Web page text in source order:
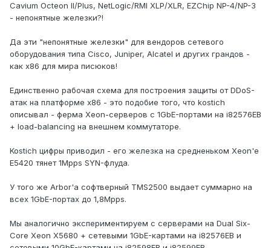
Cavium Octeon II/Plus, NetLogic/RMI XLP/XLR, EZChip NP-4/NP-3
- непонятные железки?!
Да эти "непонятные железки" для вендоров сетевого
оборудования типа Cisco, Juniper, Alcatel и других грандов -
как x86 для мира писюков!
Единственно рабочая схема для построения защиты от DDoS-
атак на платформе x86 - это подобие того, что kostich
описывал - ферма Xeon-серверов с 1GbE-портами на i82576EB
+ load-balancing на внешнем коммутаторе.
Kostich цифры приводил - его железка на средненьком Xeon'е
E5420 тянет 1Mpps SYN-флуда.
У того же Arbor'а софтверный TMS2500 выдает суммарно на
всех 1GbE-портах до 1,8Mpps.
Мы аналогично экспериментируем с серверами на Dual Six-
Core Xeon X5680 + сетевыми 1GbE-картами на i82576EB и